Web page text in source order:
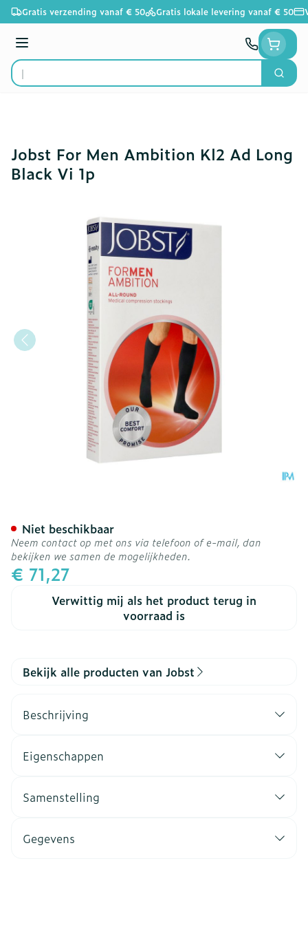
Ga naar de inhoud
Gratis verzending vanaf € 50 Gratis lokale levering vanaf € 50
Menu
Product, merk, categorie...
Zoek
Jobst For Men Ambition Kl2 Ad Long
Black Vi 1p
€ 71,27
Verwittig mij als het product terug in
voorraad is
Niet beschikbaar
Neem contact op met ons via telefoon of e-mail, dan
bekijken we samen de mogelijkheden.
Bekijk alle producten van Jobst
Beschrijving
Eigenschappen
Samenstelling
Gegevens